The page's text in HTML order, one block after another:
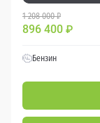
1 208 000 ₽
896 400 ₽
Бензин